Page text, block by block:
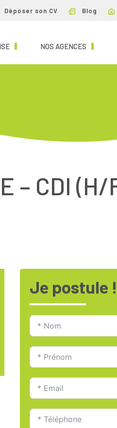
Déposer son CV Blog
(CURRENT)NOS AGENCES
– CDI
Je postule !